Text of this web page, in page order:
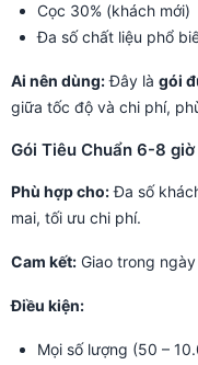
Cọc 30% (khách mới)
Đa số chất liệu phổ
Ai nên dùng:Đây là gói
giữa tốc độ và chi phí,
Gói Tiêu Chuẩn 6-8
Phù hợp cho:Đa số
mai, tối ưu chi phí.
Cam kết: Giao trong
Điều kiện:
Mọi số lượng (50 –